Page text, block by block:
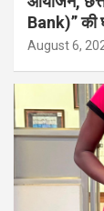
Bank)” की
August 6,